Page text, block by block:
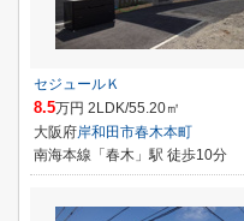
セジュールＫ
8.5万円 2LDK/55.20㎡
大阪府岸和田市春木本町
南海本線「春木」駅 徒歩10分